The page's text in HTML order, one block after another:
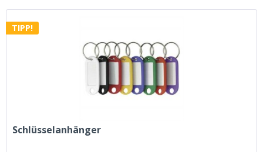
TIPP!
Schlüsselanhänger